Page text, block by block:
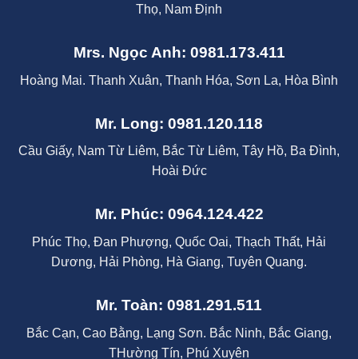
Thọ, Nam Định
Mrs. Ngọc Anh: 0981.173.411
Hoàng Mai. Thanh Xuân, Thanh Hóa, Sơn La, Hòa Bình
Mr. Long: 0981.120.118
Cầu Giấy, Nam Từ Liêm, Bắc Từ Liêm, Tây Hồ, Ba Đình,
Hoài Đức
Mr. Phúc: 0964.124.422
Phúc Thọ, Đan Phượng, Quốc Oai, Thạch Thất, Hải
Dương, Hải Phòng, Hà Giang, Tuyên Quang.
Mr. Toàn: 0981.291.511
Bắc Cạn, Cao Bằng, Lạng Sơn. Bắc Ninh, Bắc Giang,
THường Tín, Phú Xuyên